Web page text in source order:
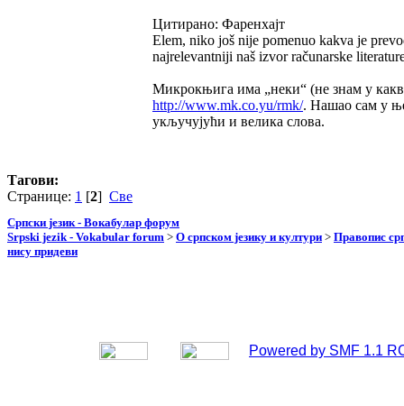
Цитирано: Фаренхајт
Elem, niko još nije pomenuo kakva je
najrelevantniji naš izvor računarske
Микрокњига има „неки“ (не знам у
http://www.mk.co.yu/rmk/. Нашао сам у
укључујући и велика слова.
Тагови:
Странице: 1 [2] Све
Српски језик - Вокабулар форум
Srpski jezik - Vokabular forum > О српском језику и култури > Правопис
нису придеви
Powered by SMF 1.1